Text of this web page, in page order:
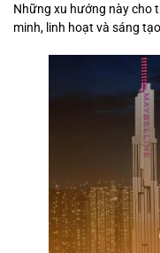
Những xu hướng này cho
minh, linh hoạt và sáng